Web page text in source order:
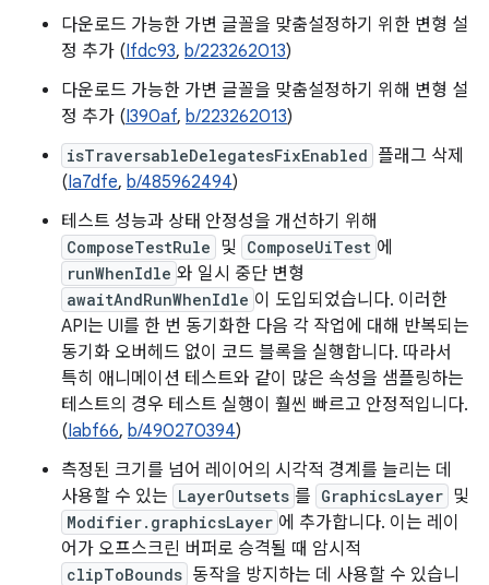
다운로드 가능한 가변 글꼴을 맞춤설정하기 위한 변형 설
정 추가 (Ifdc93, b/223262013)
다운로드 가능한 가변 글꼴을 맞춤설정하기 위해 변형 설
정 추가 (I390af, b/223262013)
isTraversableDelegatesFixEnabled 플래그 삭제
(Ia7dfe, b/485962494)
테스트 성능과 상태 안정성을 개선하기 위해
ComposeTestRule 및 ComposeUiTest 에
runWhenIdle 와 일시 중단 변형
awaitAndRunWhenIdle 이 도입되었습니다. 이러한
API는 UI를 한 번 동기화한 다음 각 작업에 대해 반복되는
동기화 오버헤드 없이 코드 블록을 실행합니다. 따라서
특히 애니메이션 테스트와 같이 많은 속성을 샘플링하는
테스트의 경우 테스트 실행이 훨씬 빠르고 안정적입니다.
(Iabf66, b/490270394)
측정된 크기를 넘어 레이어의 시각적 경계를 늘리는 데
사용할 수 있는 LayerOutsets 를 GraphicsLayer 및
Modifier.graphicsLayer 에 추가합니다. 이는 레이
어가 오프스크린 버퍼로 승격될 때 암시적
clipToBounds 동작을 방지하는 데 사용할 수 있습니